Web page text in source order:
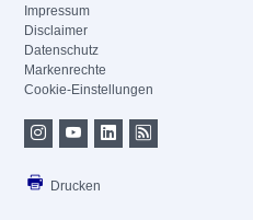
Impressum
Disclaimer
Datenschutz
Markenrechte
Cookie-Einstellungen
Drucken